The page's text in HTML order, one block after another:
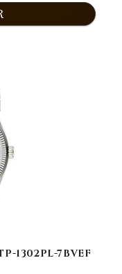
1302PL-7BVEF